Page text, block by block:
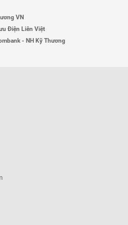
VN
Điện Liên Việt
- NH Kỹ Thương